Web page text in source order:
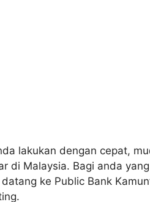
lakukan dengan cepat,
di Malaysia. Bagi anda
ke Public Bank